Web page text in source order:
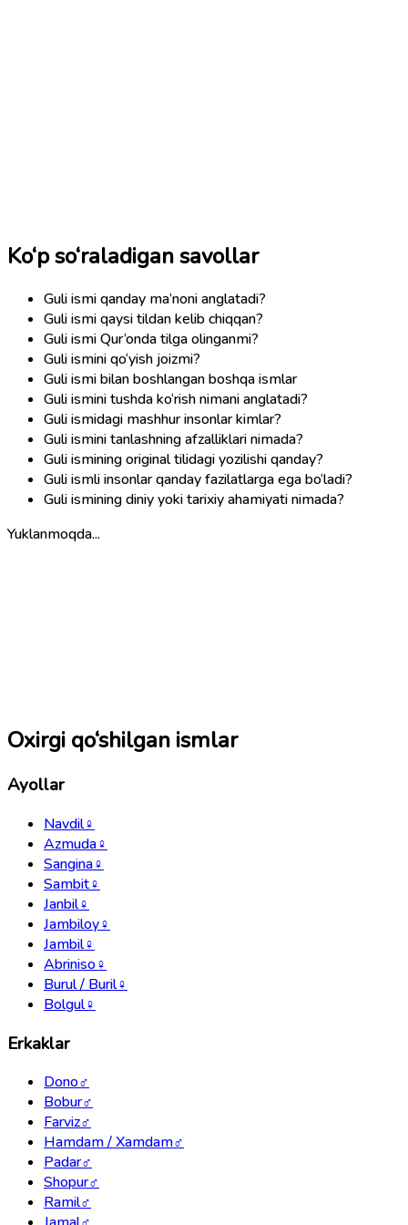
Ko‘p so‘raladigan savollar
Guli ismi qanday ma’noni anglatadi?
Guli ismi qaysi tildan kelib chiqqan?
Guli ismi Qur’onda tilga olinganmi?
Guli ismini qo‘yish joizmi?
Guli ismi bilan boshlangan boshqa ismlar
Guli ismini tushda ko‘rish nimani anglatadi?
Guli ismidagi mashhur insonlar kimlar?
Guli ismini tanlashning afzalliklari nimada?
Guli ismining original tilidagi yozilishi qanday?
Guli ismli insonlar qanday fazilatlarga ega bo‘ladi?
Guli ismining diniy yoki tarixiy ahamiyati nimada?
Yuklanmoqda...
Oxirgi qo‘shilgan ismlar
Ayollar
Navdil♀
Azmuda♀
Sangina♀
Sambit♀
Janbil♀
Jambiloy♀
Jambil♀
Abriniso♀
Burul / Buril♀
Bolgul♀
Erkaklar
Dono♂
Bobur♂
Farviz♂
Hamdam / Xamdam♂
Padar♂
Shopur♂
Ramil♂